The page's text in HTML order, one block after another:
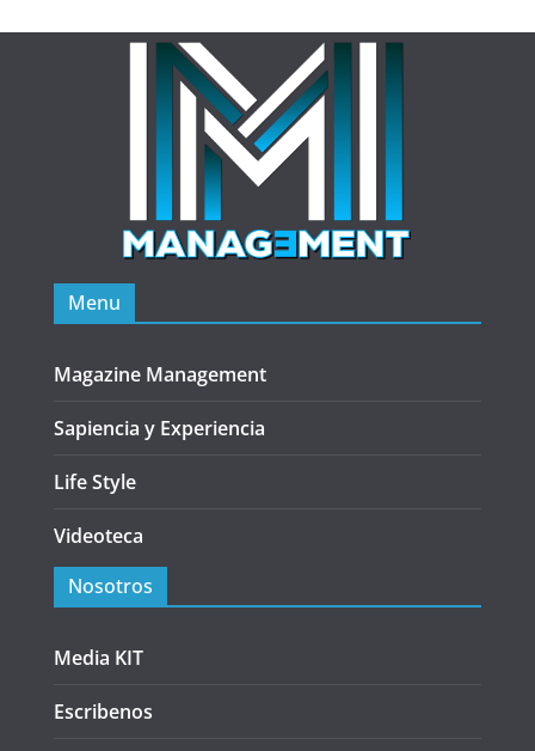
Menu
Magazine Management
Sapiencia y Experiencia
Life Style
Videoteca
Nosotros
Media KIT
Escribenos